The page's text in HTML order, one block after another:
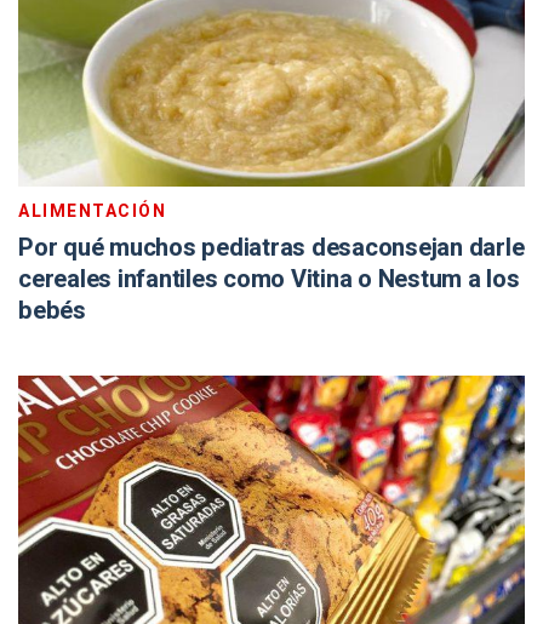
ALIMENTACIÓN
Por qué muchos pediatras desaconsejan darle
cereales infantiles como Vitina o Nestum a los
bebés